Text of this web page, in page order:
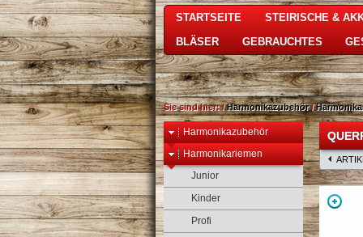
STARTSEITE STEIRISCHE &
BLÄSER GEBRAUCHTES
Sie sind hier:/Harmonikazubehör/
Harmonikazubehör
Harmonikariemen
Junior
Kinder
Profi